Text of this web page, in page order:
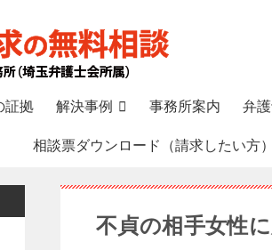
証拠 解決事例 事務所案内 弁
相談票ダウンロード（請求したい方）
不貞の相手女性